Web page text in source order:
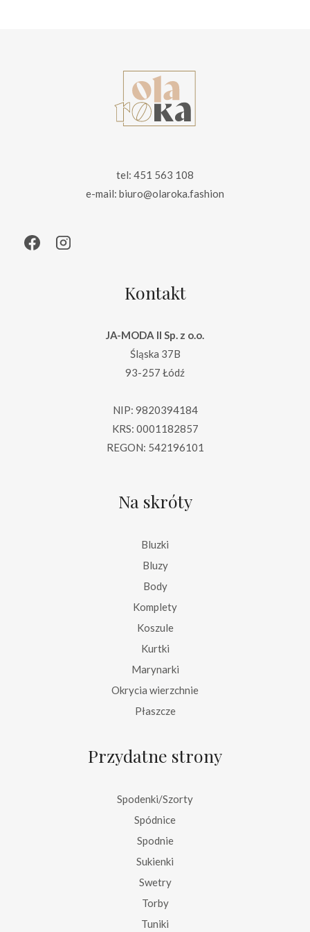
tel: 451 563 108
e-mail: biuro@olaroka.fashion
Kontakt
JA-MODA II Sp. z o.o.
Śląska 37B
93-257 Łódź
NIP: 9820394184
KRS: 0001182857
REGON: 542196101
Na skróty
Bluzki
Bluzy
Body
Komplety
Koszule
Kurtki
Marynarki
Okrycia wierzchnie
Płaszcze
Przydatne strony
Spodenki/Szorty
Spódnice
Spodnie
Sukienki
Swetry
Torby
Tuniki